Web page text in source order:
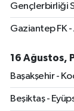
Gençlerbirliği
Gaziantep FK
16 Ağustos,
Başakşehir -
Beşiktaş -